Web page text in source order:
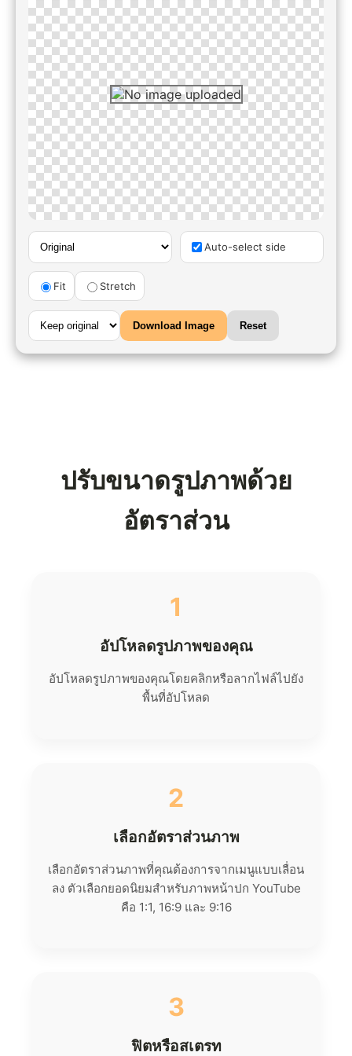
Auto-select side
Fit Stretch
Download Image Reset
ปรับขนาดรูปภาพด้วย
อัตราส่วน
1
อัปโหลดรูปภาพของคุณ
อัปโหลดรูปภาพของคุณโดยคลิกหรือลากไฟล์ไปยัง
พื้นที่อัปโหลด
2
เลือกอัตราส่วนภาพ
เลือกอัตราส่วนภาพที่คุณต้องการจากเมนูแบบเลื่อน
ลง ตัวเลือกยอดนิยมสำหรับภาพหน้าปก YouTube
คือ 1:1, 16:9 และ 9:16
3
ฟิตหรือสเตรท